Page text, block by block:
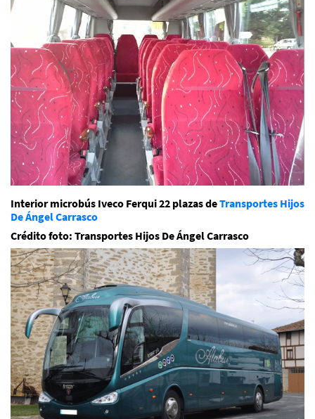
Interior microbús Iveco Ferqui 22 plazas deTransportes Hijos
De Ángel Carrasco
Crédito foto: Transportes Hijos De Ángel Carrasco